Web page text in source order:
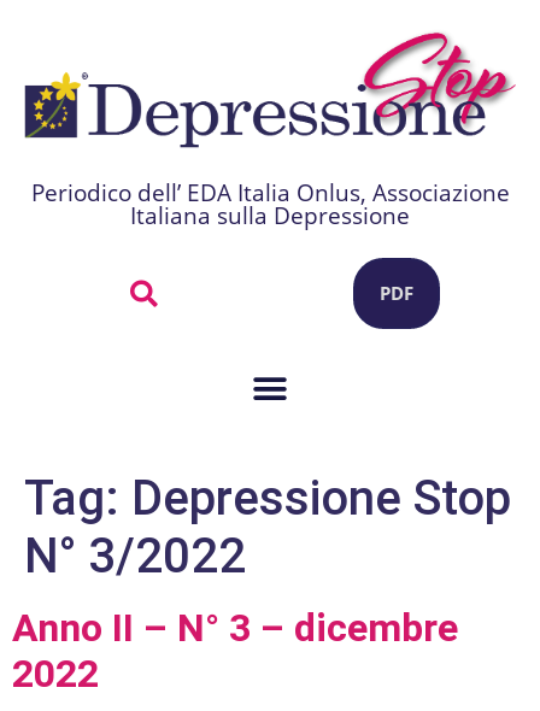
Periodico dell’ EDA Italia Onlus, Associazione
Italiana sulla Depressione
PDF
Tag: Depressione Stop
N° 3/2022
Anno II – N° 3 – dicembre
2022